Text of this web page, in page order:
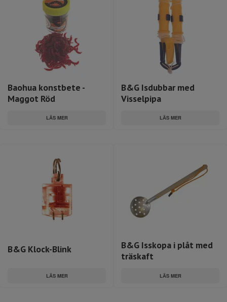
Baohua konstbete -
Maggot Röd
LÄS MER
B&G Isdubbar med
Visselpipa
LÄS MER
B&G Klock-Blink
LÄS MER
B&G Isskopa i plåt med
träskaft
LÄS MER